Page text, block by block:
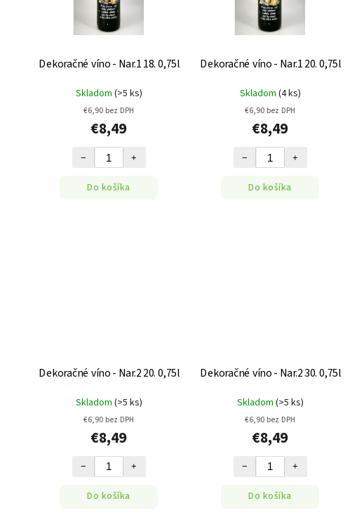
Dekoračné víno - Nar.1 18. 0,75l
Skladom (>5 ks)
€6,90 bez DPH
€8,49
+
−
Do košíka
Dekoračné víno - Nar.1 20. 0,75l
Skladom (4 ks)
€6,90 bez DPH
€8,49
+
−
Do košíka
Dekoračné víno - Nar.2 20. 0,75l
Skladom (>5 ks)
€6,90 bez DPH
€8,49
+
−
Do košíka
Dekoračné víno - Nar.2 30. 0,75l
Skladom (>5 ks)
€6,90 bez DPH
€8,49
+
−
Do košíka